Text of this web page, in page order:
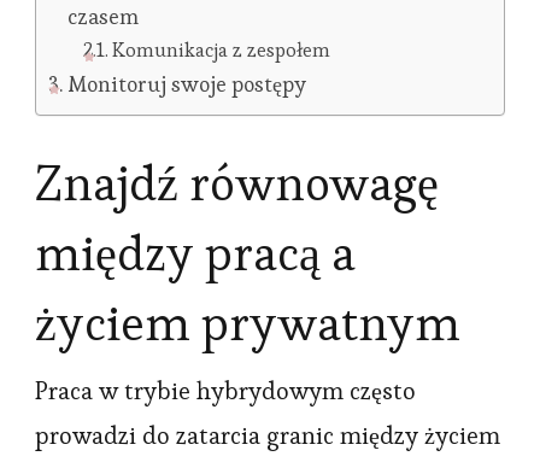
czasem
Komunikacja z zespołem
Monitoruj swoje postępy
Znajdź równowagę
między pracą a
życiem prywatnym
Praca w trybie hybrydowym często
prowadzi do zatarcia granic między życiem